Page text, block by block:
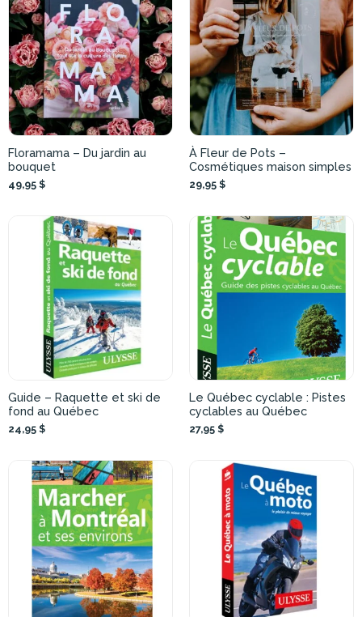
Floramama – Du jardin au
bouquet
49,95 $
À Fleur de Pots –
Cosmétiques maison simples
29,95 $
Guide – Raquette et ski de
fond au Québec
24,95 $
Le Québec cyclable : Pistes
cyclables au Québec
27,95 $